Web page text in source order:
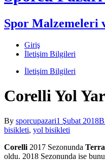
Spor Malzemeleri
Giriş
İletişim Bilgileri
İletişim Bilgileri
Corelli Yol
By sporcupazari1 Şubat 2018
bisikleti, yol bisikleti
Corelli 2017 Sezonunda Terra
oldu. 2018 Sezonunda ise